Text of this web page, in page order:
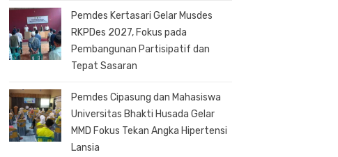
Pemdes Kertasari Gelar Musdes
RKPDes 2027, Fokus pada
Pembangunan Partisipatif dan
Tepat Sasaran
Pemdes Cipasung dan Mahasiswa
Universitas Bhakti Husada Gelar
MMD Fokus Tekan Angka Hipertensi
Lansia